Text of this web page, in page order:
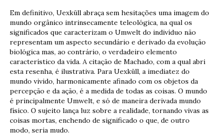
Em definitivo, Uexküll abraça sem hesitações uma imagem do
mundo orgânico intrinsecamente teleológica, na qual os
significados que caracterizam o Umwelt do indivíduo não
representam um aspecto secundário e derivado da evolução
biológica mas, ao contrário, o verdadeiro elemento
característico da vida. A citação de Machado, com a qual abri
esta resenha, é ilustrativa. Para Uexküll, a imediatez do
mundo vivido, harmonicamente afinado com os objetos da
percepção e da ação, é a medida de todas as coisas. O mundo
é principalmente Umwelt, e só de maneira derivada mundo
físico. O sujeito lança luz sobre a realidade, tornando vivas as
coisas mortas, enchendo de significado o que, de outro
modo, seria mudo.